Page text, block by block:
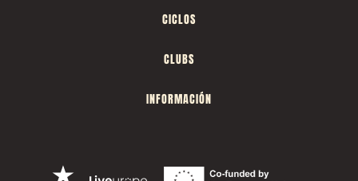
CICLOS
CLUBS
INFORMACIÓN